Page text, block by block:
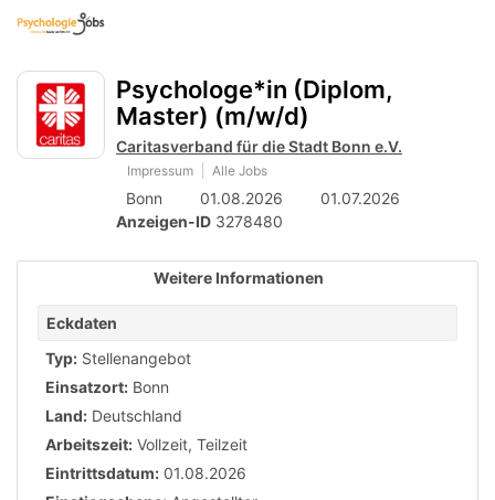
Accessibility
Modus
Navigation
Inhalt
von
aus
Psychologe*in (Diplom,
Master) (m/w/d)
Caritasverband für die Stadt Bonn e.V.
Impressum Alle Jobs
Bonn 01.08.2026
01.07.2026
Anzeigen-ID 3278480
Weitere Informationen
Eckdaten
Typ: Stellenangebot
Einsatzort: Bonn
Land: Deutschland
Arbeitszeit: Vollzeit, Teilzeit
Eintrittsdatum: 01.08.2026